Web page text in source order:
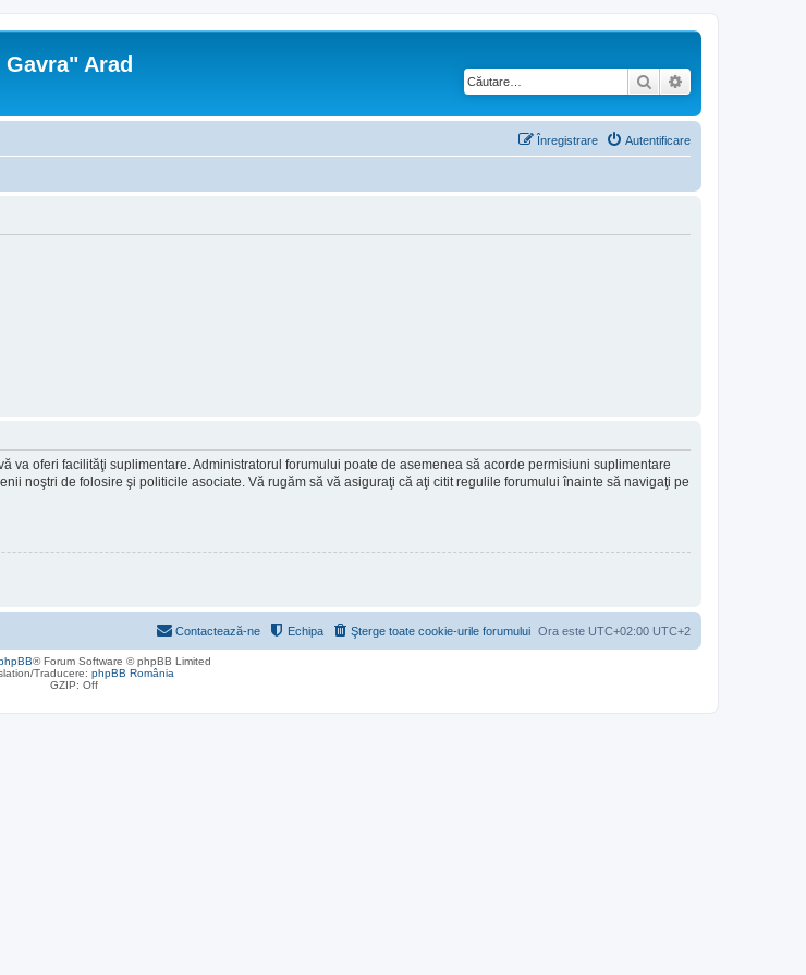
Arad
Căutare
Autentificare
Înregistrare
va oferi facilităţi suplimentare. Administratorul forumului poate de asemenea să acorde permisiuni suplimentare
noştri de folosire şi politicile asociate. Vă rugăm să vă asiguraţi că aţi citit regulile forumului înainte să navigaţi pe
Ora este UTC+02:00 UTC+2
Şterge toate cookie-urile forumului
Echipa
Contactează-ne
® Forum Software © phpBB Limited
Traducere: phpBB România
GZIP: Off